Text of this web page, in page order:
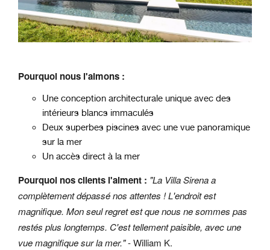
Pourquoi nous l'aimons :
Une conception architecturale unique avec des
intérieurs blancs immaculés
Deux superbes piscines avec une vue panoramique
sur la mer
Un accès direct à la mer
Pourquoi nos clients l'aiment : "La Villa Sirena a
complètement dépassé nos attentes ! L'endroit est
magnifique. Mon seul regret est que nous ne sommes pas
restés plus longtemps. C'est tellement paisible, avec une
vue magnifique sur la mer."- William K.